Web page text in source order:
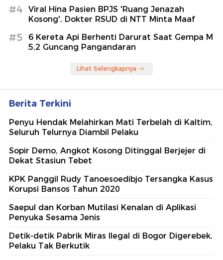
#4
Viral Hina Pasien BPJS 'Ruang Jenazah
Kosong', Dokter RSUD di NTT Minta Maaf
#5
6 Kereta Api Berhenti Darurat Saat Gempa M
5,2 Guncang Pangandaran
Lihat Selengkapnya
Berita Terkini
Penyu Hendak Melahirkan Mati Terbelah di Kaltim,
Seluruh Telurnya Diambil Pelaku
Sopir Demo, Angkot Kosong Ditinggal Berjejer di
Dekat Stasiun Tebet
KPK Panggil Rudy Tanoesoedibjo Tersangka Kasus
Korupsi Bansos Tahun 2020
Saepul dan Korban Mutilasi Kenalan di Aplikasi
Penyuka Sesama Jenis
Detik-detik Pabrik Miras Ilegal di Bogor Digerebek,
Pelaku Tak Berkutik